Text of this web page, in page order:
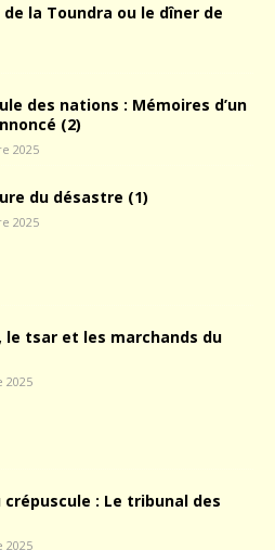
la Toundra ou le dîner de
des nations : Mémoires d’un
(2)
2025
du désastre (1)
2025
le tsar et les marchands du
2025
crépuscule : Le tribunal des
2025